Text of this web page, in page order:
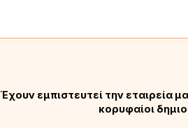
Έχουν εμπιστευτεί την εταιρεία
κορυφαίοι